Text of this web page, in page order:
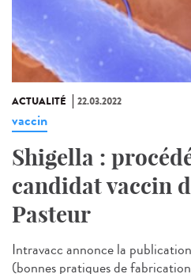
ACTUALITÉ 22.03.2022
vaccin
Shigella :
candidat vaccin
Pasteur
Intravacc annonce la
(bonnes pratiques de